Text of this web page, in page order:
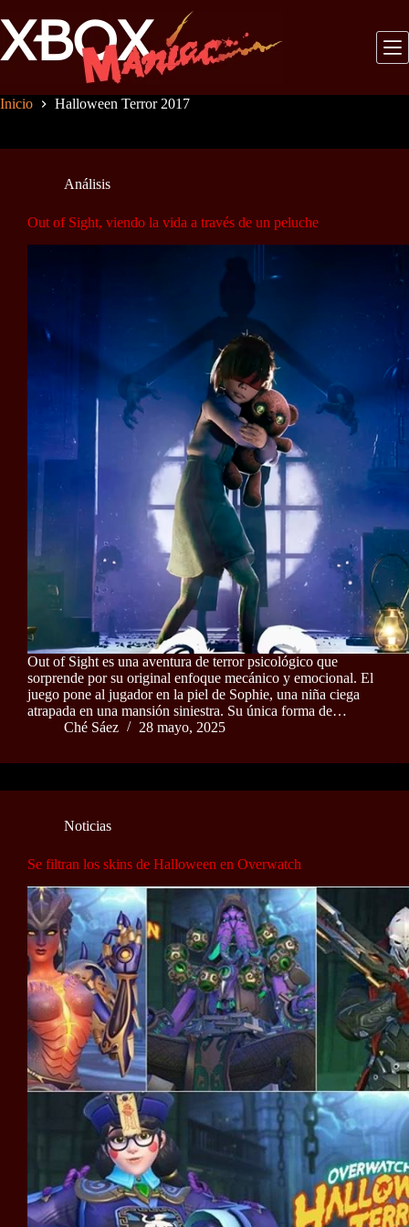
al
contenido
Inicio Halloween Terror 2017
Análisis
Out of Sight, viendo la vida a través de un peluche
Out of Sight es una aventura de terror psicológico que
sorprende por su original enfoque mecánico y emocional. El
juego pone al jugador en la piel de Sophie, una niña ciega
atrapada en una mansión siniestra. Su única forma de…
Ché Sáez
28 mayo, 2025
Noticias
Se filtran los skins de Halloween en Overwatch